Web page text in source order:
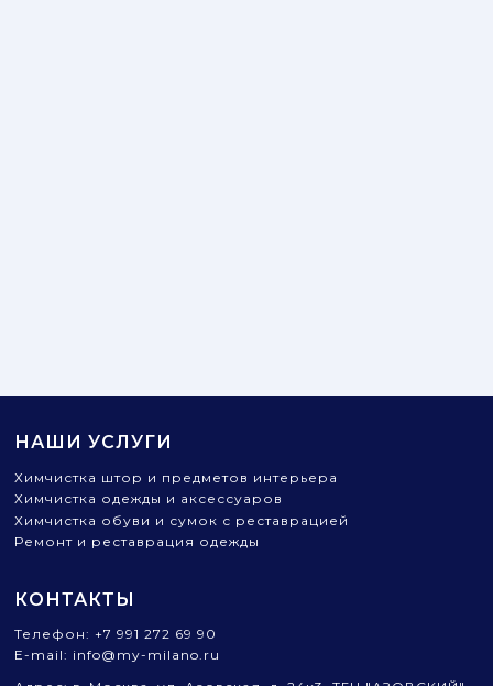
КОНТАКТЫ
НАШИ УСЛУГИ
Телефон: +7 991 272 69 90
E-mail: info@my-milano.ru
Химчистка штор и предметов интерьера
Химчистка одежды и аксессуаров
Химчистка обуви и сумок с реставрацией
Ремонт и реставрация одежды